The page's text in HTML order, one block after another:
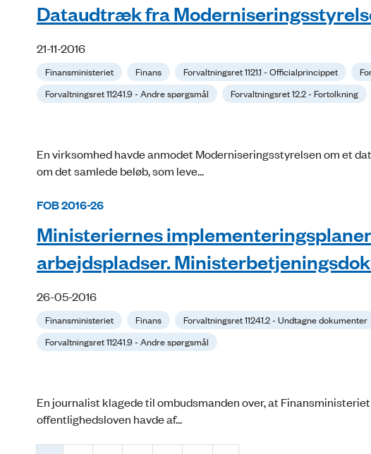
Dataudtræk fra
21-11-2016
Finansministeriet Finans Forvaltningsret 1121.1 - Officialprincippet
Forvaltningsret 11241.9 - Andre spørgsmål
Forvaltningsret 12.2 - Fortolkning
En virksomhed havde anmodet Moderniseringsstyrelsen om et
om det samlede beløb, som leve...
FOB 2016-26
Ministeriernes
arbejdspladser.
26-05-2016
Finansministeriet Finans Forvaltningsret 11241.2 - Undtagne dokumenter
Forvaltningsret 11241.9 - Andre spørgsmål
En journalist klagede til ombudsmanden over, at Finansministeriet
offentlighedsloven havde af...